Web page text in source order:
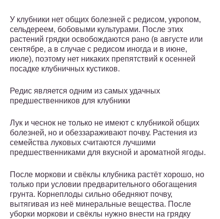
У клубники нет общих болезней с редисом, укропом,
сельдереем, бобовыми культурами. После этих
растений грядки освобождаются рано (в августе или
сентябре, а в случае с редисом иногда и в июне,
июле), поэтому нет никаких препятствий к осенней
посадке клубничных кустиков.
Редис является одним из самых удачных
предшественников для клубники
Лук и чеснок не только не имеют с клубникой общих
болезней, но и обеззараживают почву. Растения из
семейства луковых считаются лучшими
предшественниками для вкусной и ароматной ягоды.
После моркови и свёклы клубника растёт хорошо, но
только при условии предварительного обогащения
грунта. Корнеплоды сильно обедняют почву,
вытягивая из неё минеральные вещества. После
уборки моркови и свёклы нужно внести на грядку